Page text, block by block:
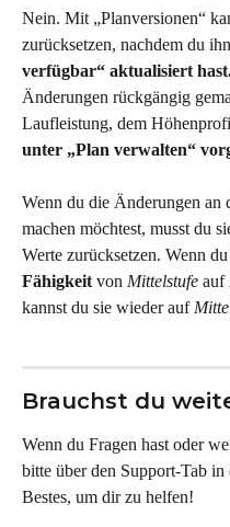
Nein. Mit „Planversionen“
zurücksetzen, nachdem du
verfügbar“ aktualisiert
Änderungen rückgängig
Laufleistung, dem
unter „Plan verwalten“
Wenn du die Änderungen an
machen möchtest, musst du
Werte zurücksetzen. Wenn
Fähigkeit von Mittelstufe auf
kannst du sie wieder auf
Brauchst du
Wenn du Fragen hast oder
bitte über den Support-Tab
Bestes, um dir zu helfen!